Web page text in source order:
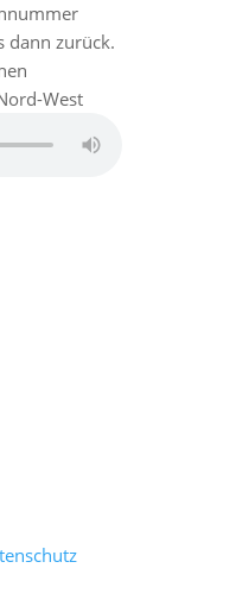
dann zurück.
West